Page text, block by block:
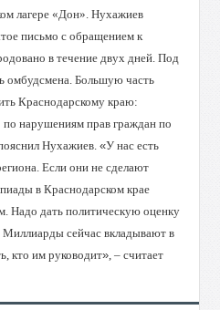
лагере «Дон».Нухажиев
письмо с обращением к
в течение двух дней. Под
омбудсмена. Большую часть
Краснодарскому краю:
нарушениям прав граждан по
Нухажиев.«У нас есть
Если они не сделают
в Краснодарском крае
Надо дать политическую оценку
сейчас вкладывают в
кто им руководит», – считает